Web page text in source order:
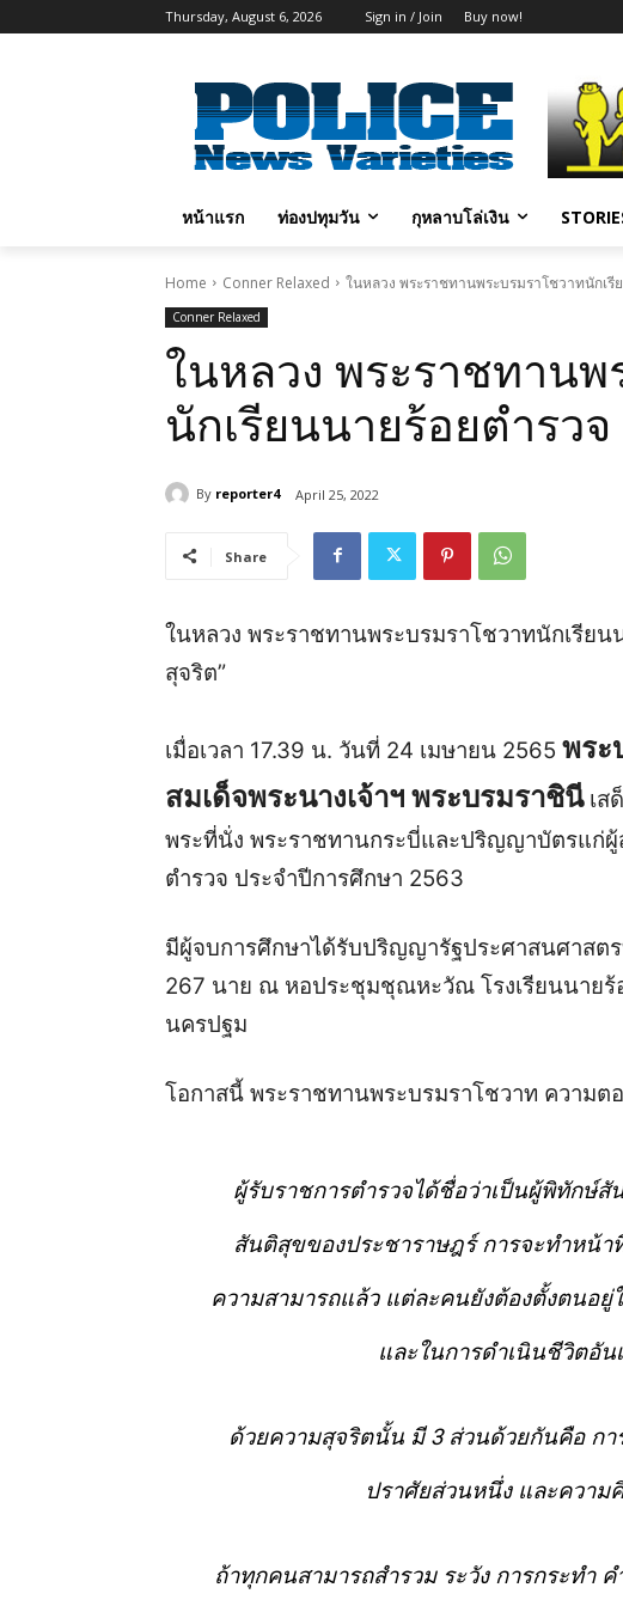
Thursday, August 6, 2026 Sign in / Join Buy now!
หน้าแรก ท่องปทุมวัน กุหลาบโล่เงิน
Home Conner Relaxed ในหลวง พระราชทานพระบรมราโชวาทนักเรี
Conner Relaxed
ในหลวง พระราชทานพ
นักเรียนนายร้อยตำรวจ
By reporter4 April 25, 2022
Share
ในหลวง พระราชทานพระบรมราโชวาทนักเรียน
สุจริต”
เมื่อเวลา 17.39 น. วันที่ 24 เมษายน 2565 พระ
สมเด็จพระนางเจ้าฯ พระบรมราชินี เส
พระที่นั่ง พระราชทานกระบี่และปริญญาบัตรแก่ผู้
ตำรวจ ประจำปีการศึกษา 2563
มีผู้จบการศึกษาได้รับปริญญารัฐประศาสนศาส
267 นาย ณ หอประชุมชุณหะวัณ โรงเรียนนาย
นครปฐม
โอกาสนี้ พระราชทานพระบรมราโชวาท ความต
ผู้รับราชการตำรวจได้ชื่อว่าเป็นผู้พิทักษ์สั
สันติสุขของประชาราษฎร์ การจะทำหน้า
ความสามารถแล้ว แต่ละคนยังต้องตั้งตนอยู่
และในการดำเนินชีวิตอั
ด้วยความสุจริตนั้น มี3 ส่วนด้วยกันคือ ก
ปราศัยส่วนหนึ่ง และความ
ถ้าทุกคนสามารถสำรวม ระวัง การกระทำ ค